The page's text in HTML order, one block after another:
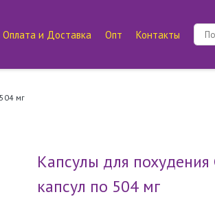
Оплата и Доставка Опт Контакты
мг
Капсулы для
капсул по 504 мг